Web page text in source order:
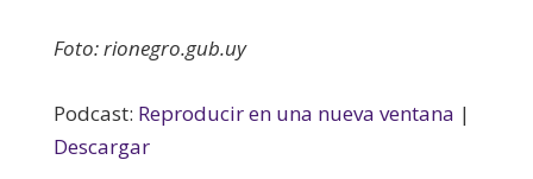
Foto: rionegro.gub.uy
Podcast: Reproducir en una nueva ventana |
Descargar